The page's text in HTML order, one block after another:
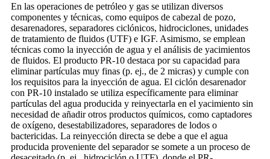
En las operaciones de petróleo y gas se utilizan diversos
componentes y técnicas, como equipos de cabezal de pozo,
desarenadores, separadores ciclónicos, hidrociclones, unidades
de tratamiento de fluidos (UTF) e IGF. Asimismo, se emplean
técnicas como la inyección de agua y el análisis de yacimientos
de fluidos. El producto PR-10 destaca por su capacidad para
eliminar partículas muy finas (p. ej., de 2 micras) y cumple con
los requisitos para la inyección de agua. El ciclón desarenador
con PR-10 instalado se utiliza específicamente para eliminar
partículas del agua producida y reinyectarla en el yacimiento sin
necesidad de añadir otros productos químicos, como captadores
de oxígeno, desestabilizadores, separadores de lodos o
bactericidas. La reinyección directa se debe a que el agua
producida proveniente del separador se somete a un proceso de